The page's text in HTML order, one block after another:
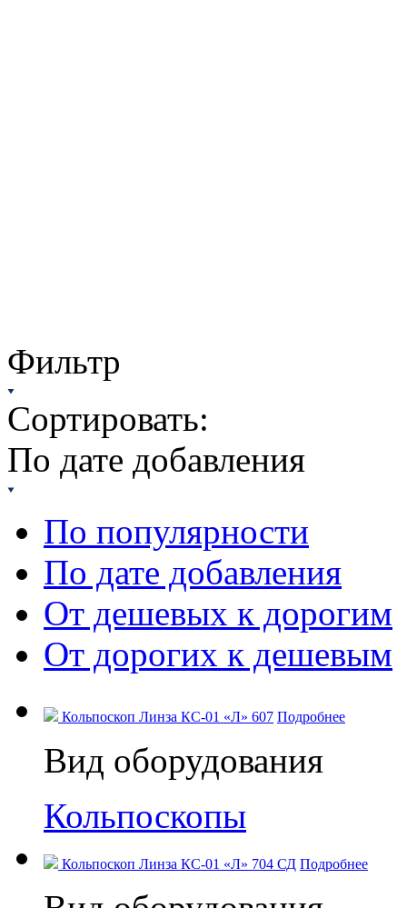
Фильтр
Сортировать:
По дате добавления
По популярности
По дате добавления
От дешевых к дорогим
От дорогих к дешевым
Кольпоскоп Линза КС-01 «Л» 607 Подробнее
Вид оборудования
Кольпоскопы
Кольпоскоп Линза КС-01 «Л» 704 СД Подробнее